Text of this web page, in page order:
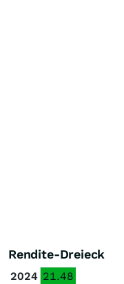
Rendite-Dreieck
2024 21.48